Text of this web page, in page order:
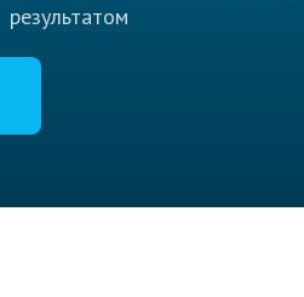
результатом